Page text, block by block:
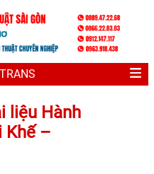
liệu Hành
Khế –